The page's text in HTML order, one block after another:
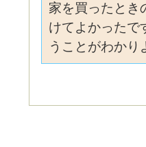
家を買ったとき
けてよかったで
うことがわかり